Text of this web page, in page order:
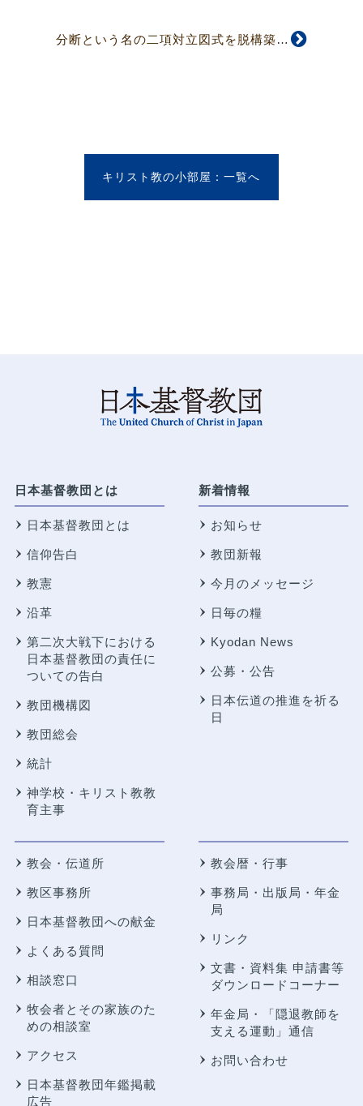
分断という名の二項対立図式を脱構築する未来を求めて
キリスト教の小部屋
日本基督教団とは
日本基督教団とは
信仰告白
教憲
沿革
第二次大戦下における
日本基督教団の責任に
ついての告白
教団機構図
教団総会
統計
神学校・キリスト教教
育主事
新着情報
お知らせ
教団新報
今月のメッセージ
日毎の糧
Kyodan News
公募・公告
日本伝道の推進を祈る
日
教会・伝道所
教区事務所
日本基督教団への献金
よくある質問
相談窓口
牧会者とその家族のた
めの相談室
アクセス
日本基督教団年鑑掲載
広告
教会暦・行事
事務局・出版局・年金
局
リンク
文書・資料集 申請書等
ダウンロードコーナー
年金局・
「隠退教師を
支える運動」通信
お問い合わせ